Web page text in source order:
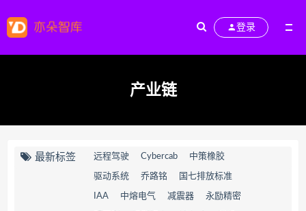
登录
产业链
最新标签 远程驾驶 Cybercab 中策橡胶
驱动系统 乔路铭 国七排放标准
IAA 中熔电气 减震器 永励精密